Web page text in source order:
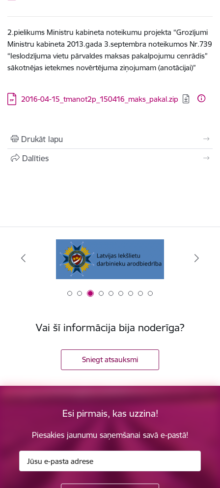
2.pielikums Ministru kabineta noteikumu projekta “Grozījumi
Ministru kabineta 2013.gada 3.septembra noteikumos Nr.739
“Ieslodzījuma vietu pārvaldes maksas pakalpojumu cenrādis”
sākotnējas ietekmes novērtējuma ziņojumam (anotācijai)”
Lejupielādēt:
2016-04-15_tmanot2p_150416_maks_pakal.zip
Drukāt lapu
Dalīties
Vai šī informācija bija noderīga?
Sniegt atsauksmi
Esi pirmais, kas uzzina!
Piesakies jaunumu saņemšanai savā e-pastā!